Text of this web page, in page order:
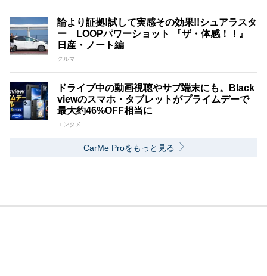
論より証拠!試して実感その効果!!シュアラスタ
ー LOOPパワーショット 『ザ・体感！！』
日産・ノート編
クルマ
ドライブ中の動画視聴やサブ端末にも。Black
viewのスマホ・タブレットがプライムデーで
最大約46%OFF相当に
エンタメ
CarMe Proをもっと見る